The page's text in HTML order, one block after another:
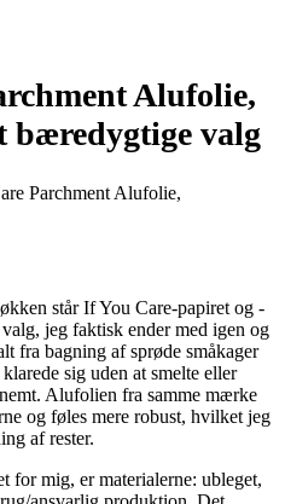
Alufolie,
bæredygtige valg
står If You Care-papiret og -
jeg faktisk ender med igen og
fra bagning af sprøde småkager
sig uden at smelte eller
Alufolien fra samme mærke
og føles mere robust, hvilket jeg
af rester.
mig, er materialerne: ubleget,